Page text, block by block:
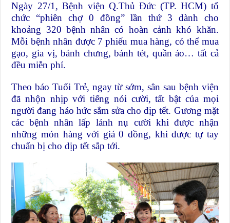
Ngày 27/1, Bệnh viện Q.Thủ Đức (TP. HCM) tổ
chức “phiên chợ 0 đồng” lần thứ 3 dành cho
khoảng 320 bệnh nhân có hoàn cảnh khó khăn.
Mỗi bệnh nhân được 7 phiếu mua hàng, có thể mua
gạo, gia vị, bánh chưng, bánh tét, quần áo… tất cả
đều miễn phí.
Theo báo Tuổi Trẻ, ngay từ sớm, sân sau bệnh viện
đã nhộn nhịp với tiếng nói cười, tất bật của mọi
người đang háo hức sắm sửa cho dịp tết. Gương mặt
các bệnh nhân lấp lánh nụ cười khi được nhận
những món hàng với giá 0 đồng, khi được tự tay
chuẩn bị cho dịp tết sắp tới.